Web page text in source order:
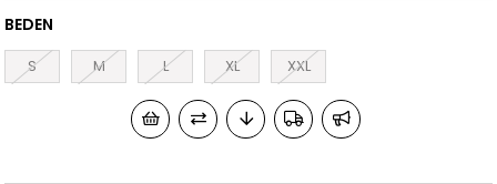
BEDEN
S M L XL XXL